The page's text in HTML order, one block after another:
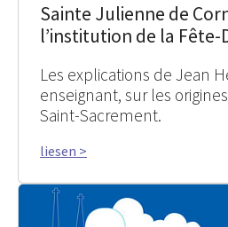
Sainte Julienne de
l’institution de la Fête-
Les explications de Jean
enseignant, sur les
Saint-Sacrement.
liesen >